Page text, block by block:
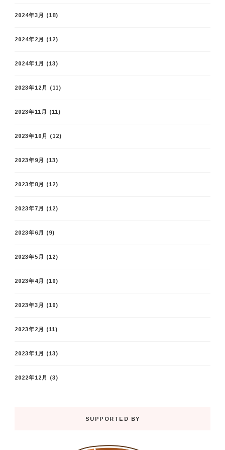
2024年3月 (18)
2024年2月 (12)
2024年1月 (13)
2023年12月 (11)
2023年11月 (11)
2023年10月 (12)
2023年9月 (13)
2023年8月 (12)
2023年7月 (12)
2023年6月 (9)
2023年5月 (12)
2023年4月 (10)
2023年3月 (10)
2023年2月 (11)
2023年1月 (13)
2022年12月 (3)
SUPPORTED BY